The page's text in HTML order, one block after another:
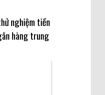
nghiệm tiền
hàng trung